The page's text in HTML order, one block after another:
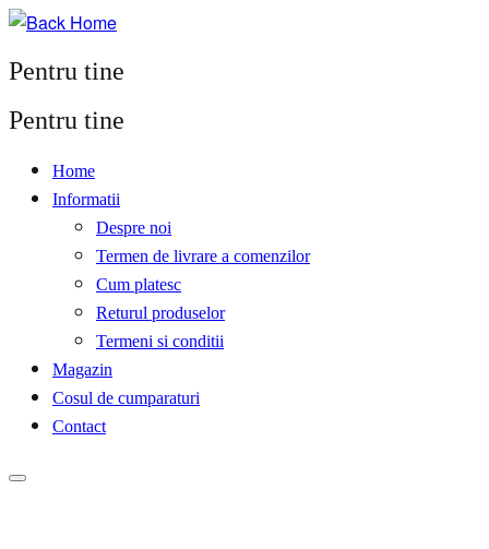
Pentru tine
Pentru tine
Home
Informatii
Despre noi
Termen de livrare a comenzilor
Cum platesc
Returul produselor
Termeni si conditii
Magazin
Cosul de cumparaturi
Contact